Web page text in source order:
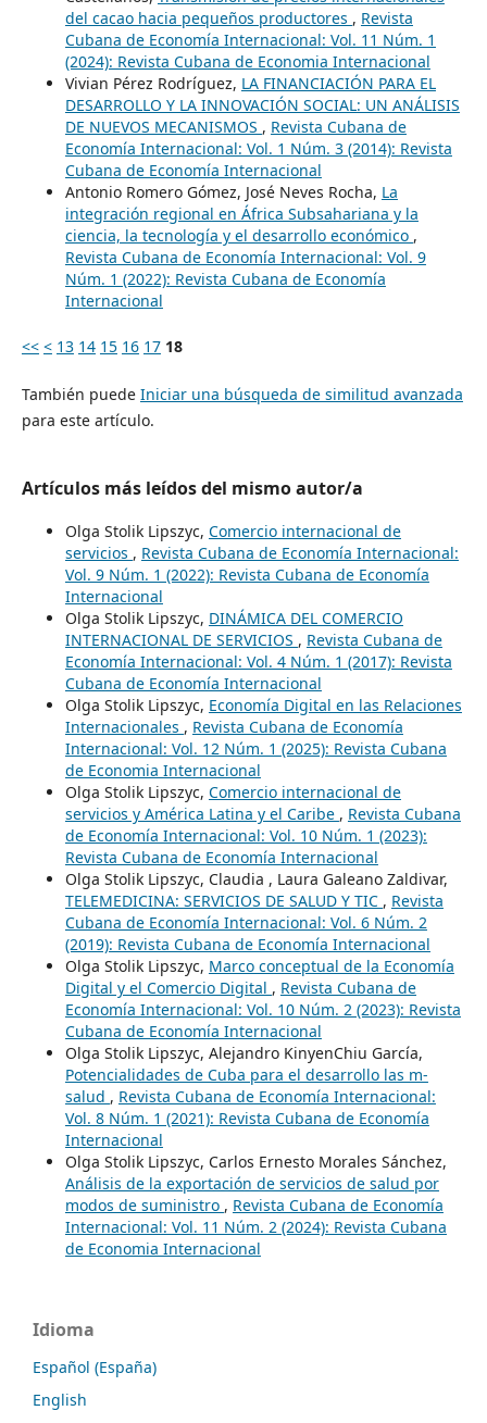
del cacao hacia pequeños productores , Revista
Cubana de Economía Internacional: Vol. 11 Núm. 1
(2024): Revista Cubana de Economia Internacional
Vivian Pérez Rodríguez, LA FINANCIACIÓN PARA EL
DESARROLLO Y LA INNOVACIÓN SOCIAL: UN ANÁLISIS
DE NUEVOS MECANISMOS , Revista Cubana de
Economía Internacional: Vol. 1 Núm. 3 (2014): Revista
Cubana de Economía Internacional
Antonio Romero Gómez, José Neves Rocha, La
integración regional en África Subsahariana y la
ciencia, la tecnología y el desarrollo económico ,
Revista Cubana de Economía Internacional: Vol. 9
Núm. 1 (2022): Revista Cubana de Economía
Internacional
<< < 13 14 15 16 17 18
También puede Iniciar una búsqueda de similitud avanzada
para este artículo.
Artículos más leídos del mismo autor/a
Olga Stolik Lipszyc, Comercio internacional de
servicios , Revista Cubana de Economía Internacional:
Vol. 9 Núm. 1 (2022): Revista Cubana de Economía
Internacional
Olga Stolik Lipszyc, DINÁMICA DEL COMERCIO
INTERNACIONAL DE SERVICIOS , Revista Cubana de
Economía Internacional: Vol. 4 Núm. 1 (2017): Revista
Cubana de Economía Internacional
Olga Stolik Lipszyc, Economía Digital en las Relaciones
Internacionales , Revista Cubana de Economía
Internacional: Vol. 12 Núm. 1 (2025): Revista Cubana
de Economia Internacional
Olga Stolik Lipszyc, Comercio internacional de
servicios y América Latina y el Caribe , Revista Cubana
de Economía Internacional: Vol. 10 Núm. 1 (2023):
Revista Cubana de Economía Internacional
Olga Stolik Lipszyc, Claudia , Laura Galeano Zaldivar,
TELEMEDICINA: SERVICIOS DE SALUD Y TIC , Revista
Cubana de Economía Internacional: Vol. 6 Núm. 2
(2019): Revista Cubana de Economía Internacional
Olga Stolik Lipszyc, Marco conceptual de la Economía
Digital y el Comercio Digital , Revista Cubana de
Economía Internacional: Vol. 10 Núm. 2 (2023): Revista
Cubana de Economía Internacional
Olga Stolik Lipszyc, Alejandro KinyenChiu García,
Potencialidades de Cuba para el desarrollo las m-
salud , Revista Cubana de Economía Internacional:
Vol. 8 Núm. 1 (2021): Revista Cubana de Economía
Internacional
Olga Stolik Lipszyc, Carlos Ernesto Morales Sánchez,
Análisis de la exportación de servicios de salud por
modos de suministro , Revista Cubana de Economía
Internacional: Vol. 11 Núm. 2 (2024): Revista Cubana
de Economia Internacional
Idioma
Español (España)
English